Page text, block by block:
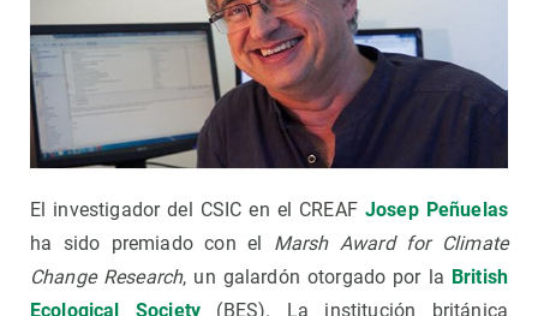
El investigador del CSIC en el CREAF Josep Peñuelas
ha sido premiado con el Marsh Award for Climate
Change Research, un galardón otorgado por la British
Ecological Society (BES). La institución británica